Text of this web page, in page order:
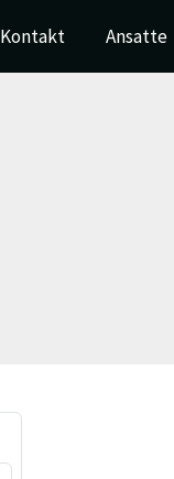
Kontakt Ansatte